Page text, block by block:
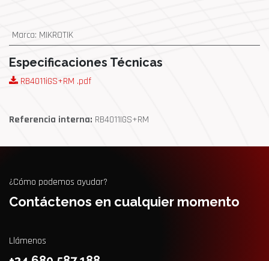
Marca: MIKROTIK
Especificaciones Técnicas
RB4011iGS+RM .pdf
Referencia interna: RB4011IGS+RM
¿Cómo podemos ayudar?
Contáctenos en cualquier momento
Llámenos